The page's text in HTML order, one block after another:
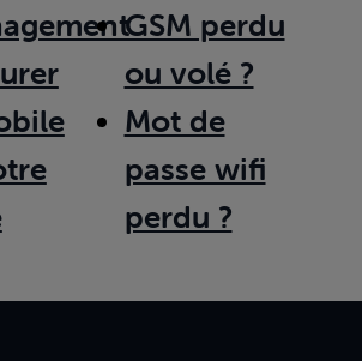
GSM perdu
ou volé ?
Mot de
passe wifi
perdu ?